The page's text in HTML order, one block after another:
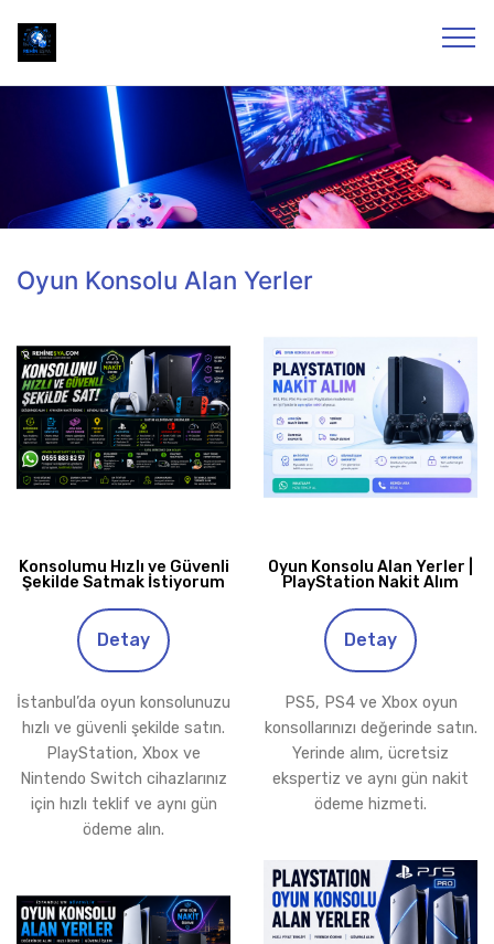
Oyun Konsolu Alan Yerler
Konsolumu Hızlı ve Güvenli
Şekilde Satmak İstiyorum
Detay
İstanbul’da oyun konsolunuzu
hızlı ve güvenli şekilde satın.
PlayStation, Xbox ve
Nintendo Switch cihazlarınız
için hızlı teklif ve aynı gün
ödeme alın.
Oyun Konsolu Alan Yerler |
PlayStation Nakit Alım
Detay
PS5, PS4 ve Xbox oyun
konsollarınızı değerinde satın.
Yerinde alım, ücretsiz
ekspertiz ve aynı gün nakit
ödeme hizmeti.